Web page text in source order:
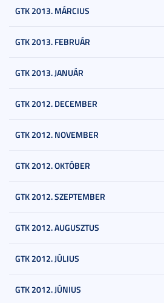
GTK 2013. MÁRCIUS
GTK 2013. FEBRUÁR
GTK 2013. JANUÁR
GTK 2012. DECEMBER
GTK 2012. NOVEMBER
GTK 2012. OKTÓBER
GTK 2012. SZEPTEMBER
GTK 2012. AUGUSZTUS
GTK 2012. JÚLIUS
GTK 2012. JÚNIUS